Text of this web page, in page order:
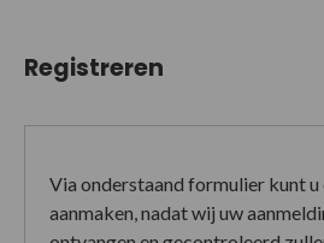
Registreren
Via onderstaand formulier kunt u
aanmaken, nadat wij uw